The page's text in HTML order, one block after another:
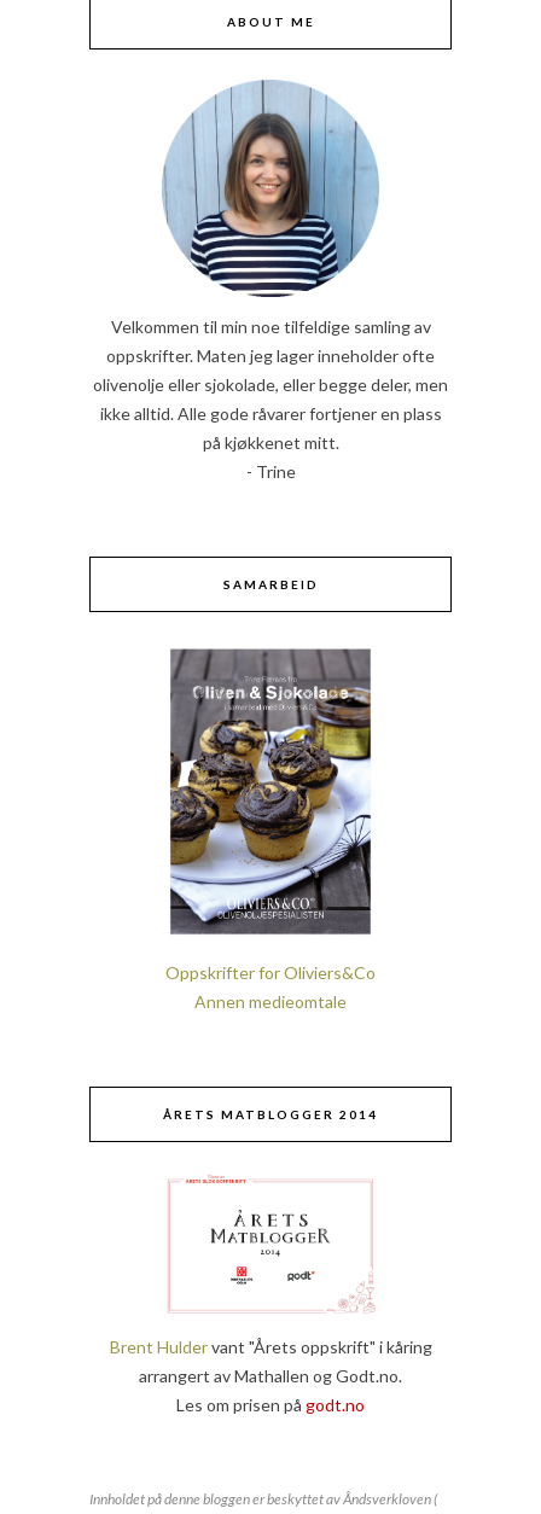
ABOUT ME
Velkommen til min noe tilfeldige samling av
oppskrifter. Maten jeg lager inneholder ofte
olivenolje eller sjokolade, eller begge deler, men
ikke alltid. Alle gode råvarer fortjener en plass
på kjøkkenet mitt.
- Trine
SAMARBEID
Oppskrifter for Oliviers&Co
Annen medieomtale
ÅRETS MATBLOGGER 2014
Brent Huldervant "Årets oppskrift" i kåring
arrangert av Mathallen og Godt.no.
Les om prisen på godt.no
Innholdet på denne bloggen er beskyttet av Åndsverkloven (